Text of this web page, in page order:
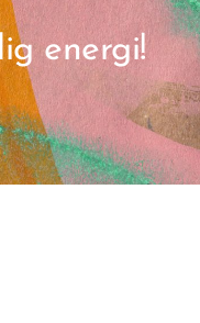
energi!